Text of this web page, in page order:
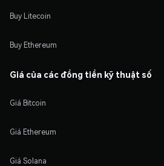
Buy Litecoin
Buy Ethereum
Giá của các đồng tiền kỹ thuật số
Giá Bitcoin
Giá Ethereum
Giá Solana